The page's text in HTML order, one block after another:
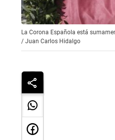
La Corona Española está
/ Juan Carlos Hidalgo